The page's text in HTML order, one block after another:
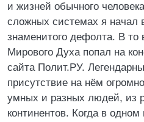
и жизней обычного
сложных системах я начал
знаменитого дефолта. В то
Мирового Духа попал на
сайта Полит.РУ.
присутствие на нём
умных и разных людей, из
континентов. Когда в